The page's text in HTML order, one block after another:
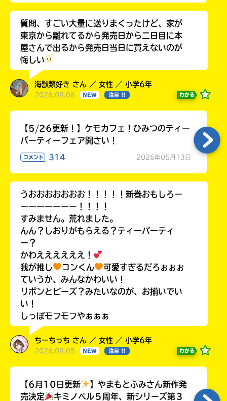
質問、すごい大量に送りまくったけど、家が
東京から離れてるから発売日から二日目に本
屋さんで出るから発売日当日に買えないのが
悔しい
海獣類好き さん ／ 女性 ／ 小学6年
2026.08.06 NEW 注目 !! わかる
【5/26更新！】ケモカフェ！ひみつのティー
パーティーフェア開さい！
コメント 314 2026年05月13日
うおおおおおおお！！！！！新巻おもしろー
ーーーーーーー！！！！
すみません。荒れました。
んん？しおりがもらえる？ティーパーティ
ー？
かわええええええ！
我が推し
コンくん
可愛すぎるだろぉぉぉ
ていうか、みんなかわいい！
リボンとビーズ？みたいなのが、お揃いでい
い！
しっぽモフモフやぁぁぁ
ちーちっち さん ／ 女性 ／ 小学6年
2026.08.05 NEW 注目 !! わかる
【6月10日更新
】やまもとふみさん新作発
売決定
キミノベル５周年、新シリーズ第３